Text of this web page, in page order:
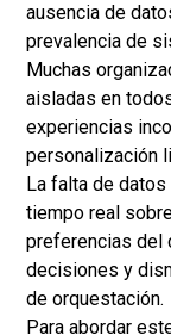
ausencia de
prevalencia de
Muchas
aisladas en
experiencias
personalización
La falta de
tiempo real
preferencias del
decisiones y
de orquestación.
Para abordar